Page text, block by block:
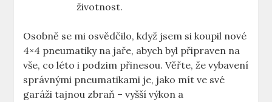
životnost.
Osobně se mi osvědčilo, když jsem si koupil nové
4×4 pneumatiky na jaře, abych byl připraven na
vše, co léto i podzim přinesou. Věřte, že vybavení
správnými pneumatikami je, jako mít ve své
garáži tajnou zbraň – vyšší výkon a